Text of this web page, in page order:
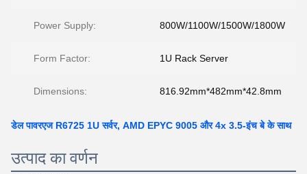
Power Supply: 800W/1100W/1500W/1800W
Form Factor: 1U Rack Server
Dimensions: 816.92mm*482mm*42.8mm
डेल पावरएज R6725 1U सर्वर, AMD EPYC 9005 और 4x 3.5-इंच बे के साथ
उत्पाद का वर्णन